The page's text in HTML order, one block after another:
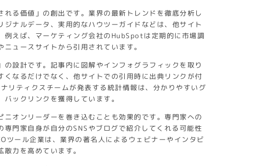
る価値」の創出です。業界の最新トレンドを徹底分析し
ナルデータ、実用的なハウツーガイドなどは、他サイト
例えば、マーケティング会社のHubSpotは定期的に市場調
ュースサイトから引用されています。
設計です。記事内に図解やインフォグラフィックを取り
くなるだけでなく、他サイトでの引用時に出典リンクが付
リティクスチームが発表する統計情報は、分かりやすいグ
ックリンクを獲得しています。
オンリーダーを巻き込むことも効果的です。専門家への
門家自身が自分のSNSやブログで紹介してくれる可能性
ツール企業は、業界の著名人によるウェビナーやインタビ
力を高めています。